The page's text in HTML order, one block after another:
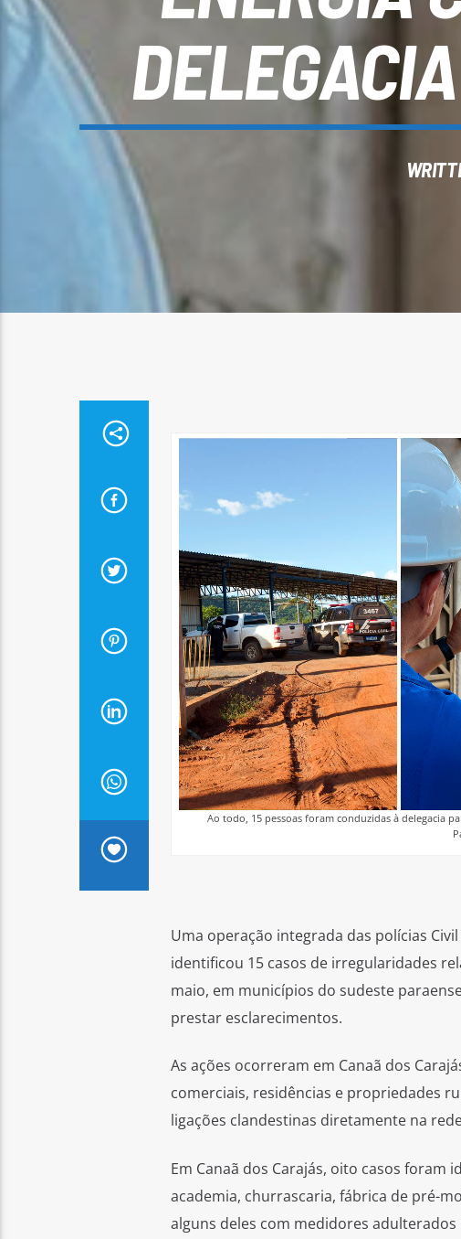
Ao todo, 15 pessoas foram conduzidas à delegacia
Uma operação integrada das polícias
identificou 15 casos de irregularidades
maio, em municípios do sudeste
prestar esclarecimentos.
As ações ocorreram em Canaã dos
comerciais, residências e propriedades
ligações clandestinas diretamente na
Em Canaã dos Carajás, oito casos foram
academia, churrascaria, fábrica de pré-
alguns deles com medidores